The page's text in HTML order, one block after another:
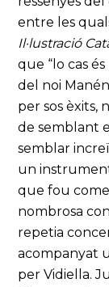
entre les
Il·lustració
que “lo cas
del noi
per sos èxits,
de semblant
semblar
un
que fou
nombrosa
repetia
acompanyat
per Vidiella.